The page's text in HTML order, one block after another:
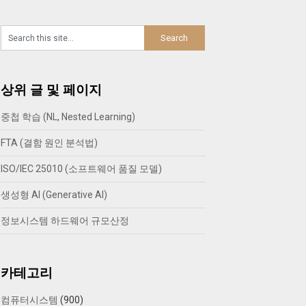
상위 글 및 페이지
중첩 학습 (NL, Nested Learning)
FTA (결함 원인 분석법)
ISO/IEC 25010 (소프트웨어 품질 모델)
생성형 AI (Generative AI)
정보시스템 하드웨어 규모산정
카테고리
컴퓨터시스템 (900)